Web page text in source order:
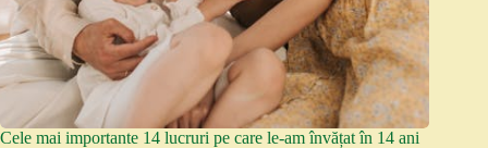
Cele mai importante 14 lucruri pe care le-am învățat în 14 ani